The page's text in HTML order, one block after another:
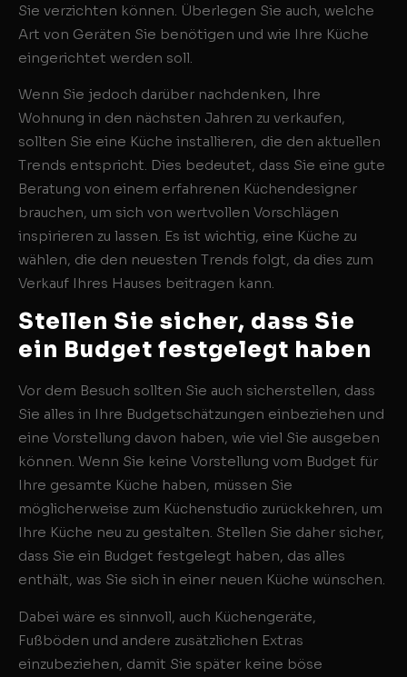
Sie verzichten können. Überlegen Sie auch, welche
Art von Geräten Sie benötigen und wie Ihre Küche
eingerichtet werden soll.
Wenn Sie jedoch darüber nachdenken, Ihre
Wohnung in den nächsten Jahren zu verkaufen,
sollten Sie eine Küche installieren, die den aktuellen
Trends entspricht. Dies bedeutet, dass Sie eine gute
Beratung von einem erfahrenen Küchendesigner
brauchen, um sich von wertvollen Vorschlägen
inspirieren zu lassen. Es ist wichtig, eine Küche zu
wählen, die den neuesten Trends folgt, da dies zum
Verkauf Ihres Hauses beitragen kann.
Stellen Sie sicher, dass Sie
ein Budget festgelegt haben
Vor dem Besuch sollten Sie auch sicherstellen, dass
Sie alles in Ihre Budgetschätzungen einbeziehen und
eine Vorstellung davon haben, wie viel Sie ausgeben
können. Wenn Sie keine Vorstellung vom Budget für
Ihre gesamte Küche haben, müssen Sie
möglicherweise zum Küchenstudio zurückkehren, um
Ihre Küche neu zu gestalten. Stellen Sie daher sicher,
dass Sie ein Budget festgelegt haben, das alles
enthält, was Sie sich in einer neuen Küche wünschen.
Dabei wäre es sinnvoll, auch Küchengeräte,
Fußböden und andere zusätzlichen Extras
einzubeziehen, damit Sie später keine böse